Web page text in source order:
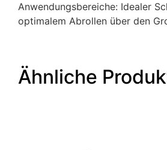
Anwendungsbereiche: Idealer
optimalem Abrollen über den
Ähnliche